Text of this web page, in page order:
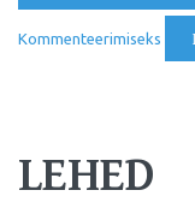
Kommenteerimiseks
LEHED